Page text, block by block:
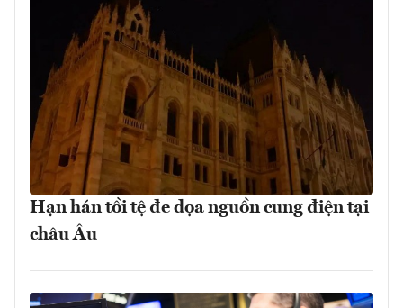
Hạn hán tồi tệ đe dọa nguồn cung điện tại
châu Âu